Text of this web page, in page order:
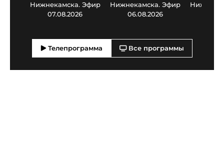
Нижнекамска. Эфир
07.08.2026
Нижнекамска. Эфир
06.08.2026
Телепрограмма Все программы